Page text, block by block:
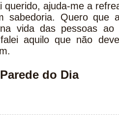
querido, ajuda-me a
sabedoria. Quero que
vida das pessoas
aquilo que não
do Dia